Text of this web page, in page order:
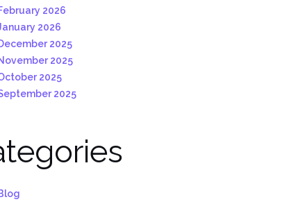
2026
2026
2025
2025
2025
2025